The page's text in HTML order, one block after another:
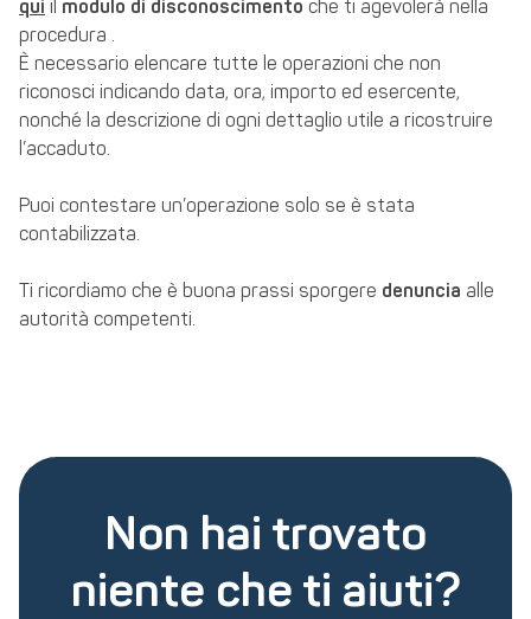
qui il modulo di disconoscimento che ti agevolerà nella
procedura .
È necessario elencare tutte le operazioni che non
riconosci indicando data, ora, importo ed esercente,
nonché la descrizione di ogni dettaglio utile a ricostruire
l’accaduto.
Puoi contestare un’operazione solo se è stata
contabilizzata.
Ti ricordiamo che è buona prassi sporgere denuncia alle
autorità competenti.
Non hai trovato
niente che ti aiuti?